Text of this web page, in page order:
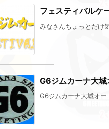
フェスティバルケ
みなさんちょっとだけ
G6ジムカーナ大
G6ジムカーナ大城オ